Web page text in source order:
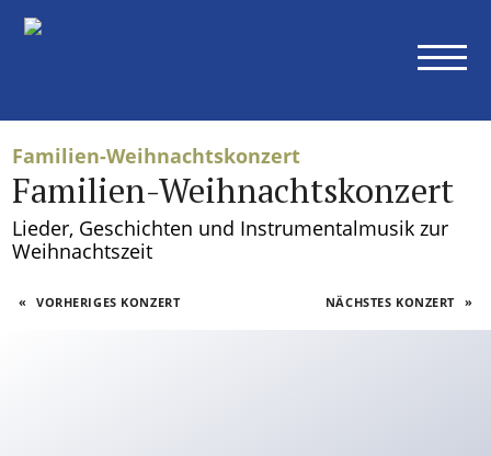
Sinfoniekonzerte
Kammerkonzerte
Weitere Konzerte
Abonnements
Übersicht
Preise Abonnements
Familien-Weihnachtskonzert
Familien-Weihnachtskonzert
Lieder, Geschichten und Instrumentalmusik zur
Weihnachtszeit
« VORHERIGES KONZERT NÄCHSTES KONZERT »